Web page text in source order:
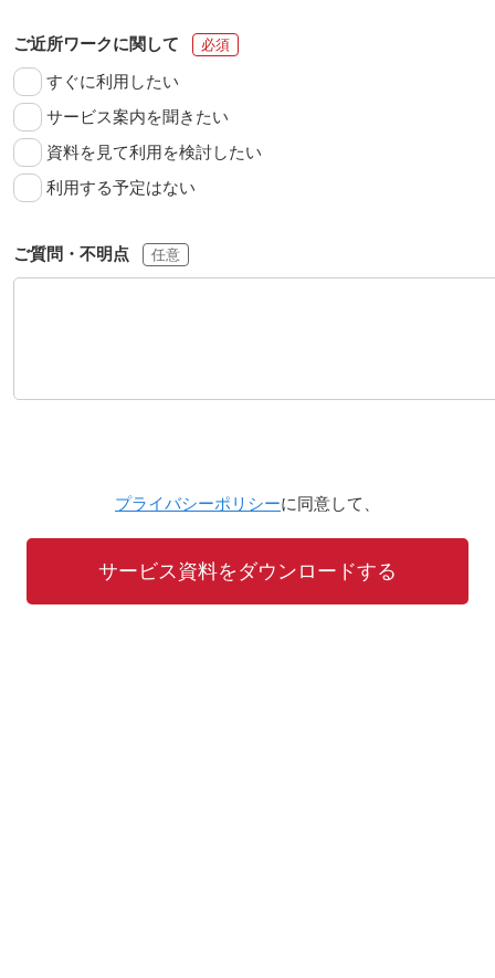
ご近所ワークに関して
すぐに利用したい
サービス案内を聞きたい
資料を見て利用を検討したい
利用する予定はない
ご質問・不明点
プライバシーポリシーに同意して、